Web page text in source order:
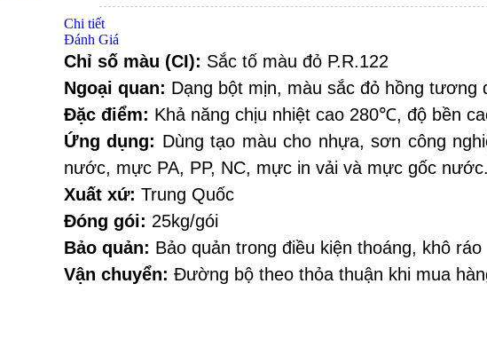
Chi tiết
Đánh Giá
Chỉ số màu (CI): Sắc tố màu đỏ P.R.122
Ngoại quan: Dạng bột mịn, màu sắc đỏ hồng tương
Đặc điểm: Khả năng chịu nhiệt cao 280℃, độ bền
Ứng dụng: Dùng tạo màu cho nhựa, sơn công
nước, mực PA, PP, NC, mực in vải và mực gốc
Xuất xứ: Trung Quốc
Đóng gói: 25kg/gói
Bảo quản: Bảo quản trong điều kiện thoáng, khô ráo
Vận chuyển: Đường bộ theo thỏa thuận khi mua